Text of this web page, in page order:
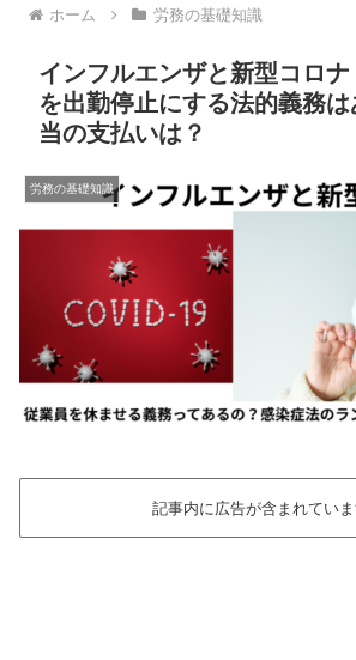
ホーム 労務の基礎知識
インフルエンザと新型コロ
を出勤停止にする法的義務
当の支払いは？
労務の基礎知識
記事内に広告が含まれていま